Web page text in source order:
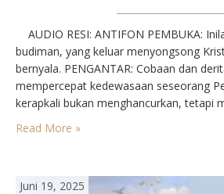
AUDIO RESI: ANTIFON PEMBUKA⁣:
budiman, yang keluar menyongsong
bernyala.⁣ PENGANTAR⁣: Cobaan dan
mempercepat kedewasaan seseorang
kerapkali bukan menghancurkan, tetapi
pandang umur. Agnes baru berumur 12
Read More »
Juni 19, 2025